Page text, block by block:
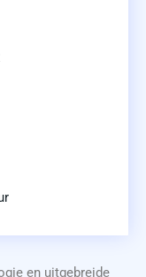
en uitgebreide